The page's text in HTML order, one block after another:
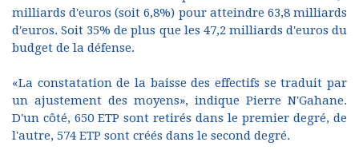
milliards d'euros (soit 6,8%) pour atteindre 63,8 milliards
d'euros. Soit 35% de plus que les 47,2 milliards d'euros du
budget de la défense.
«La constatation de la baisse des effectifs se traduit par
un ajustement des moyens», indique Pierre N'Gahane.
D'un côté, 650 ETP sont retirés dans le premier degré, de
l'autre, 574 ETP sont créés dans le second degré.